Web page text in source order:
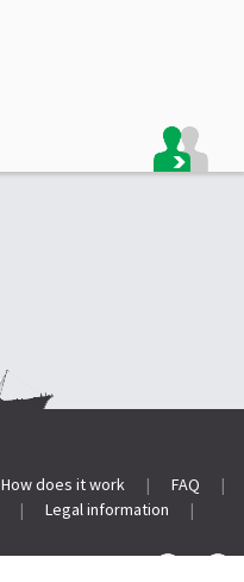
How does it work | FAQ
|
| Legal information
|